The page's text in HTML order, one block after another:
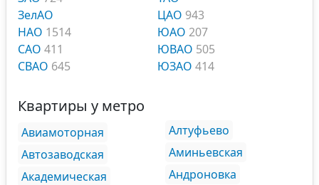
ЗелАО
НАО 1514
САО 411
СВАО 645
ЦАО 943
ЮАО 207
ЮВАО 505
ЮЗАО 414
Квартиры у метро
Авиамоторная
Автозаводская
Академическая
Алтуфьево
Аминьевская
Андроновка